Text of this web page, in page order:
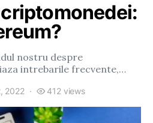
nostru despre
intrebarile frecvente,…
2022 412 views